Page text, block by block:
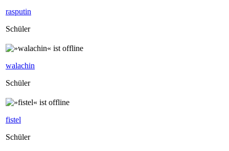
rasputin
Schüler
walachin
Schüler
fistel
Schüler